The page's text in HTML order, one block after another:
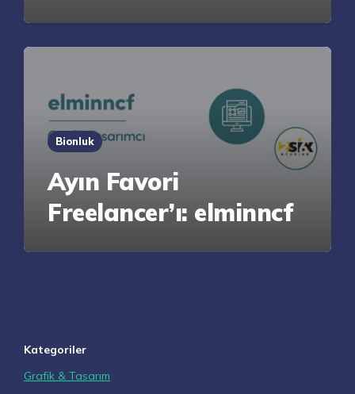
Bionluk
Ayın Favori
Freelancer’ı: elminncf
Kategoriler
Grafik & Tasarım